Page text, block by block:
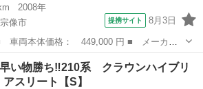
2008年
像市
提携サイト 8月3日
クラウン ■ グレード名： ロイヤルサ
ィション 後期 スマートキー プッシュス
ン
い物勝ち‼️210系 クラウンハイブリ
スリート【S】